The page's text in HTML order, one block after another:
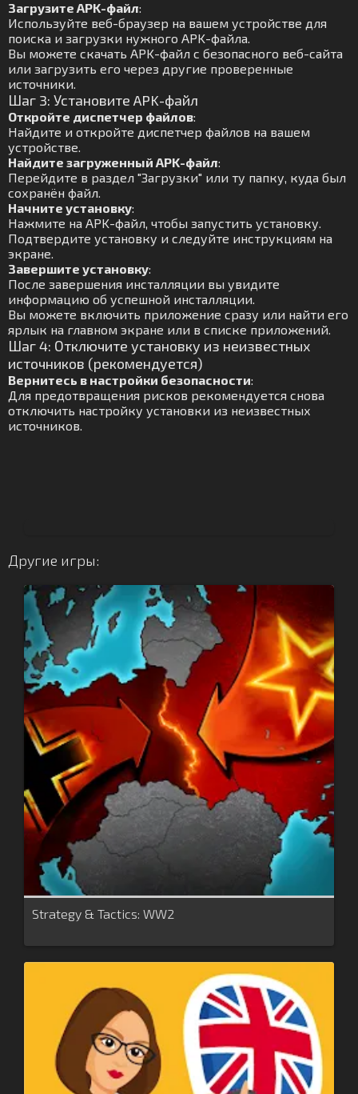
Загрузите APK-файл:
Используйте веб-браузер на вашем устройстве для
поиска и загрузки нужного APK-файла.
Вы можете скачать APK-файл с безопасного веб-сайта
или загрузить его через другие проверенные
источники.
Шаг 3: Установите APK-файл
Откройте диспетчер файлов:
Найдите и откройте диспетчер файлов на вашем
устройстве.
Найдите загруженный APK-файл:
Перейдите в раздел "Загрузки" или ту папку, куда был
сохранён файл.
Начните установку:
Нажмите на APK-файл, чтобы запустить установку.
Подтвердите установку и следуйте инструкциям на
экране.
Завершите установку:
После завершения инсталляции вы увидите
информацию об успешной инсталляции.
Вы можете включить приложение сразу или найти его
ярлык на главном экране или в списке приложений.
Шаг 4: Отключите установку из неизвестных
источников (рекомендуется)
Вернитесь в настройки безопасности:
Для предотвращения рисков рекомендуется снова
отключить настройку установки из неизвестных
источников.
Другие игры:
Strategy & Tactics: WW2